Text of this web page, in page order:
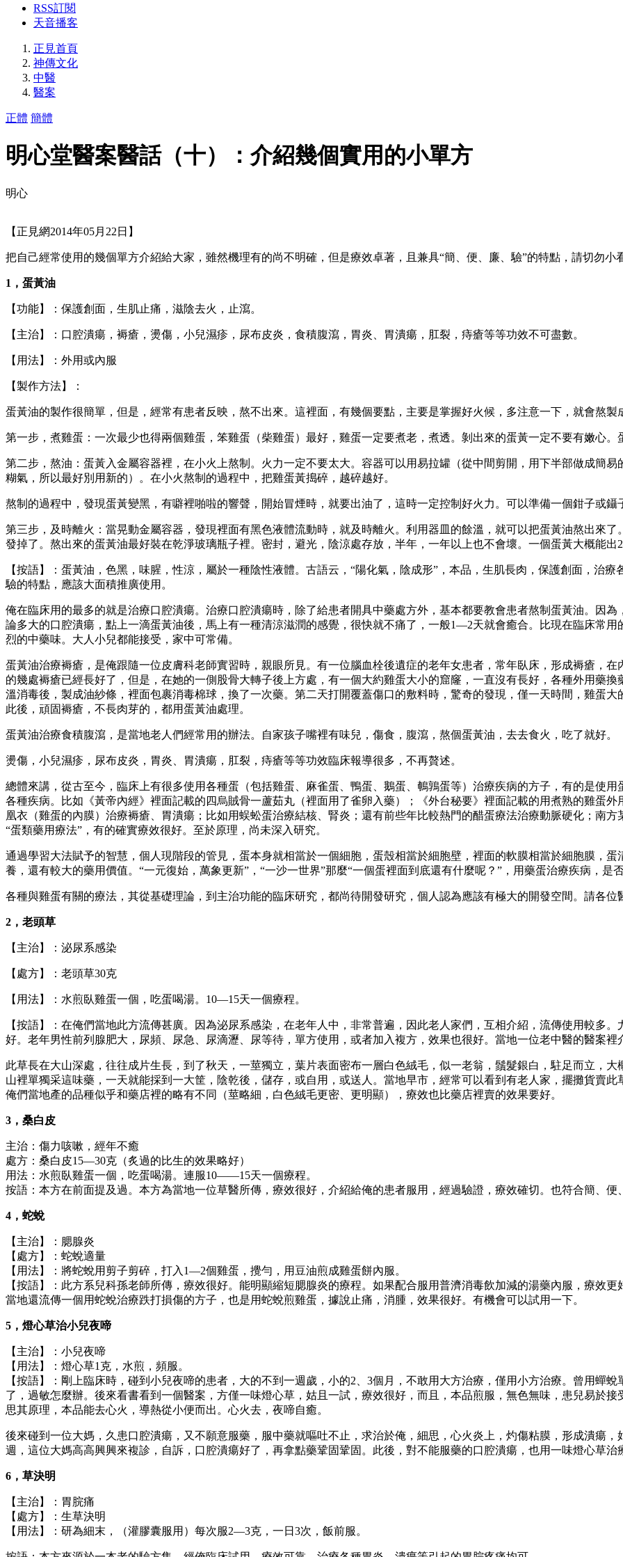
RSS訂閱
天音播客
正見首頁
神傳文化
中醫
醫案
正體 簡體
明心堂醫案醫話（十）：介紹幾個實用的小單方
明心
【正見網2014年05月22日】
把自己經常使用的幾個單方介紹給大家，雖然機理有的尚不明確，但是療效卓著，且兼具“簡、便、廉、驗”的特點，請切勿小
1，蛋黃油
【功能】：保護創面，生肌止痛，滋陰去火，止瀉。
【主治】：口腔潰瘍，褥瘡，燙傷，小兒濕疹，尿布皮炎，食積腹瀉，胃炎、胃潰瘍，肛裂，痔瘡等等功效不可盡數。
【用法】：外用或內服
【製作方法】：
蛋黃油的製作很簡單，但是，經常有患者反映，熬不出來。這裡面，有幾個要點，主要是掌握好火候，多注意一下，就會熬
第一步，煮雞蛋：一次最少也得兩個雞蛋，笨雞蛋（柴雞蛋）最好，雞蛋一定要煮老，煮透。剝出來的蛋黃一定不要有嫩心
第二步，熬油：蛋黃入金屬容器裡，在小火上熬制。火力一定不要太大。容器可以用易拉罐（從中間剪開，用下半部做成簡
糊氣，所以最好別用新的）。在小火熬制的過程中，把雞蛋黃搗碎，越碎越好。
熬制的過程中，發現蛋黃變黑，有噼裡啪啦的響聲，開始冒煙時，就要出油了，這時一定控制好火力。可以準備一個鉗子或
第三步，及時離火：當晃動金屬容器，發現裡面有黑色液體流動時，就及時離火。利用器皿的餘溫，就可以把蛋黃油熬出來
發掉了。熬出來的蛋黃油最好裝在乾淨玻璃瓶子裡。密封，避光，陰涼處存放，半年，一年以上也不會壞。一個蛋黃大概能
【按語】：蛋黃油，色黑，味腥，性涼，屬於一種陰性液體。古語云，“陽化氣，陰成形”，本品，生肌長肉，保護創面，治
驗的特點，應該大面積推廣使用。
俺在臨床用的最多的就是治療口腔潰瘍。治療口腔潰瘍時，除了給患者開具中藥處方外，基本都要教會患者熬制蛋黃油。因
論多大的口腔潰瘍，點上一滴蛋黃油後，馬上有一種清涼滋潤的感覺，很快就不痛了，一般1—2天就會癒合。比現在臨床常
烈的中藥味。大人小兒都能接受，家中可常備。
蛋黃油治療褥瘡，是俺跟隨一位皮膚科老師實習時，親眼所見。有一位腦血栓後遺症的老年女患者，常年臥床，形成褥瘡，
的幾處褥瘡已經長好了，但是，在她的一側股骨大轉子後上方處，有一個大約雞蛋大小的窟窿，一直沒有長好，各種外用藥
溫消毒後，製成油紗條，裡面包裹消毒棉球，換了一次藥。第二天打開覆蓋傷口的敷料時，驚奇的發現，僅一天時間，雞蛋
此後，頑固褥瘡，不長肉芽的，都用蛋黃油處理。
蛋黃油治療食積腹瀉，是當地老人們經常用的辦法。自家孩子嘴裡有味兒，傷食，腹瀉，熬個蛋黃油，去去食火，吃了就好。
燙傷，小兒濕疹，尿布皮炎，胃炎、胃潰瘍，肛裂，痔瘡等等功效臨床報導很多，不再贅述。
總體來講，從古至今，臨床上有很多使用各種蛋（包括雞蛋、麻雀蛋、鴨蛋、鵝蛋、鵪鶉蛋等）治療疾病的方子，有的是使
各種疾病。比如《黃帝內經》裡面記載的四烏賊骨一蘆茹丸（裡面用了雀卵入藥）；《外台秘要》裡面記載的用煮熟的雞蛋
凰衣（雞蛋的內膜）治療褥瘡、胃潰瘍；比如用蜈蚣蛋治療結核、腎炎；還有前些年比較熱門的醋蛋療法治療動脈硬化；南
“蛋類藥用療法”，有的確實療效很好。至於原理，尚未深入研究。
通過學習大法賦予的智慧，個人現階段的管見，蛋本身就相當於一個細胞，蛋殼相當於細胞壁，裡面的軟膜相當於細胞膜，
養，還有較大的藥用價值。“一元復始，萬象更新”，“一沙一世界”那麼“一個蛋裡面到底還有什麼呢？”，用藥蛋治療疾病，是
各種與雞蛋有關的療法，其從基礎理論，到主治功能的臨床研究，都尚待開發研究，個人認為應該有極大的開發空間。請各
2，老頭草
【主治】：泌尿系感染
【處方】：老頭草30克
【用法】：水煎臥雞蛋一個，吃蛋喝湯。10—15天一個療程。
【按語】：在俺們當地此方流傳甚廣。因為泌尿系感染，在老年人中，非常普遍，因此老人家們，互相介紹，流傳使用較多
好。老年男性前列腺肥大，尿頻、尿急、尿滴瀝、尿等待，單方使用，或者加入複方，效果也很好。當地一位老中醫的醫案裡
此草長在大山深處，往往成片生長，到了秋天，一莖獨立，葉片表面密布一層白色絨毛，似一老翁，鬚髮銀白，駐足而立，
山裡單獨采這味藥，一天就能採到一大筐，陰乾後，儲存，或自用，或送人。當地早市，經常可以看到有老人家，擺攤貨賣此
俺們當地產的品種似乎和藥店裡的略有不同（莖略細，白色絨毛更密、更明顯），療效也比藥店裡賣的效果要好。
3，桑白皮
主治：傷力咳嗽，經年不癒
處方：桑白皮15—30克（炙過的比生的效果略好）
用法：水煎臥雞蛋一個，吃蛋喝湯。連服10——15天一個療程。
按語：本方在前面提及過。本方為當地一位草醫所傳，療效很好，介紹給俺的患者服用，經過驗證，療效確切。也符合簡、便
4，蛇蛻
【主治】：腮腺炎
【處方】：蛇蛻適量
【用法】：將蛇蛻用剪子剪碎，打入1—2個雞蛋，攪勻，用豆油煎成雞蛋餅內服。
【按語】：此方系兒科孫老師所傳，療效很好。能明顯縮短腮腺炎的療程。如果配合服用普濟消毒飲加減的湯藥內服，療效更
當地還流傳一個用蛇蛻治療跌打損傷的方子，也是用蛇蛻煎雞蛋，據說止痛，消腫，效果很好。有機會可以試用一下。
5，燈心草治小兒夜啼
【主治】：小兒夜啼
【用法】：燈心草1克，水煎，頻服。
【按語】：剛上臨床時，碰到小兒夜啼的患者，大的不到一週歲，小的2、3個月，不敢用大方治療，僅用小方治療。曾用蟬
了，過敏怎麼辦。後來看書看到一個醫案，方僅一味燈心草，姑且一試，療效很好，而且，本品煎服，無色無味，患兒易於
思其原理，本品能去心火，導熱從小便而出。心火去，夜啼自癒。
後來碰到一位大媽，久患口腔潰瘍，又不願意服藥，服中藥就嘔吐不止，求治於俺，細思，心火炎上，灼傷粘膜，形成潰瘍
週，這位大媽高高興興來複診，自訴，口腔潰瘍好了，再拿點藥鞏固鞏固。此後，對不能服藥的口腔潰瘍，也用一味燈心草治
6，草決明
【主治】：胃脘痛
【處方】：生草決明
【用法】：研為細末，（灌膠囊服用）每次服2—3克，一日3次，飯前服。